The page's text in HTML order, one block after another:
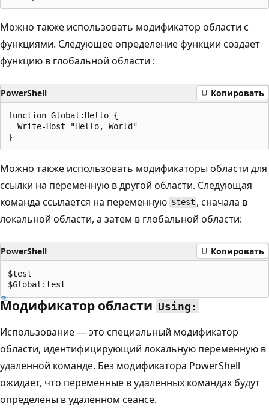
Можно также использовать модификатор области с
функциями. Следующее определение функции создает
функцию в глобальной области :
PowerShell Копировать
function Global:Hello {
  Write-Host "Hello, World"
Можно также использовать модификаторы области для
ссылки на переменную в другой области. Следующая
команда ссылается на переменную $test , сначала в
локальной области, а затем в глобальной области:
PowerShell Копировать
$test
Модификатор области Using:
Использование — это специальный модификатор
области, идентифицирующий локальную переменную в
удаленной команде. Без модификатора PowerShell
ожидает, что переменные в удаленных командах будут
определены в удаленном сеансе.